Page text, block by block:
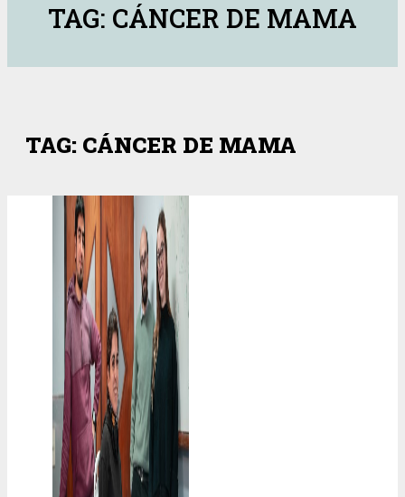
TAG: CÁNCER DE MAMA
TAG: CÁNCER DE MAMA